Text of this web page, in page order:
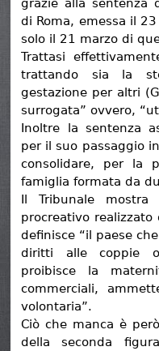
grazie alla sentenza
di Roma, emessa il
solo il 21 marzo di
Trattasi
trattando sia la
gestazione per altri
surrogata” ovvero,
Inoltre la sentenza
per il suo passaggio
consolidare, per la
famiglia formata da
Il Tribunale
procreativo realizzato
definisce “il paese
diritti alle coppie
proibisce la
commerciali,
volontaria”.
Ciò che manca è
della seconda